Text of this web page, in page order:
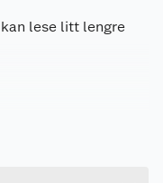
lese litt lengre
9788202820848